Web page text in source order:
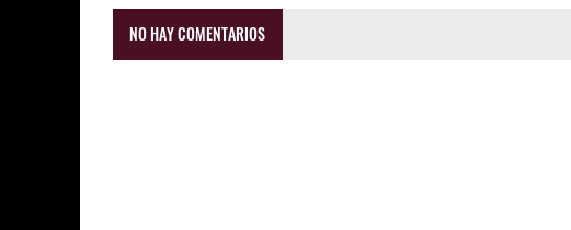
NO HAY COMENTARIOS